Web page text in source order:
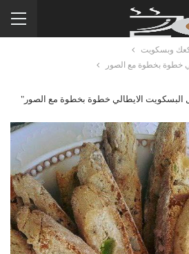
وبسكويت
خطوة بخطوة مع الصور
البسكويت الايطالي خطوة بخطوة مع الصور"